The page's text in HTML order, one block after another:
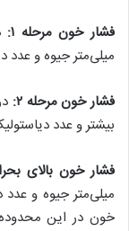
فشار خون مرحله ۱:
میلی‌متر جیوه و عدد دیاستولیک بین
فشار خون مرحله ۲:
بیشتر و عدد دیاستولیک ۹۰ میلی‌متر جیوه یا
فشار خون بالای
خون در این محدوده